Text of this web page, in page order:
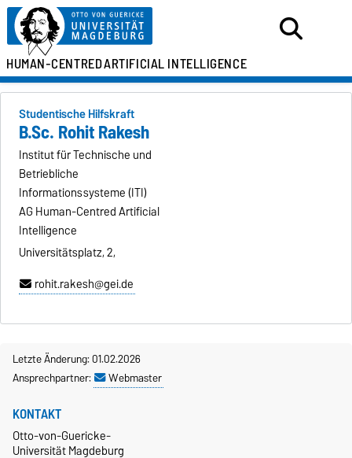
HUMAN-CENTREDARTIFICIAL INTELLIGENCE
Studentische Hilfskraft
B.Sc. Rohit Rakesh
Institut für Technische und
Betriebliche
Informationssysteme (ITI)
AG Human-Centred Artificial
Intelligence
Universitätsplatz, 2,
rohit.rakesh@gei.de
Letzte Änderung: 01.02.2026
Ansprechpartner:
Webmaster
KONTAKT
Otto-von-Guericke-
Universität Magdeburg